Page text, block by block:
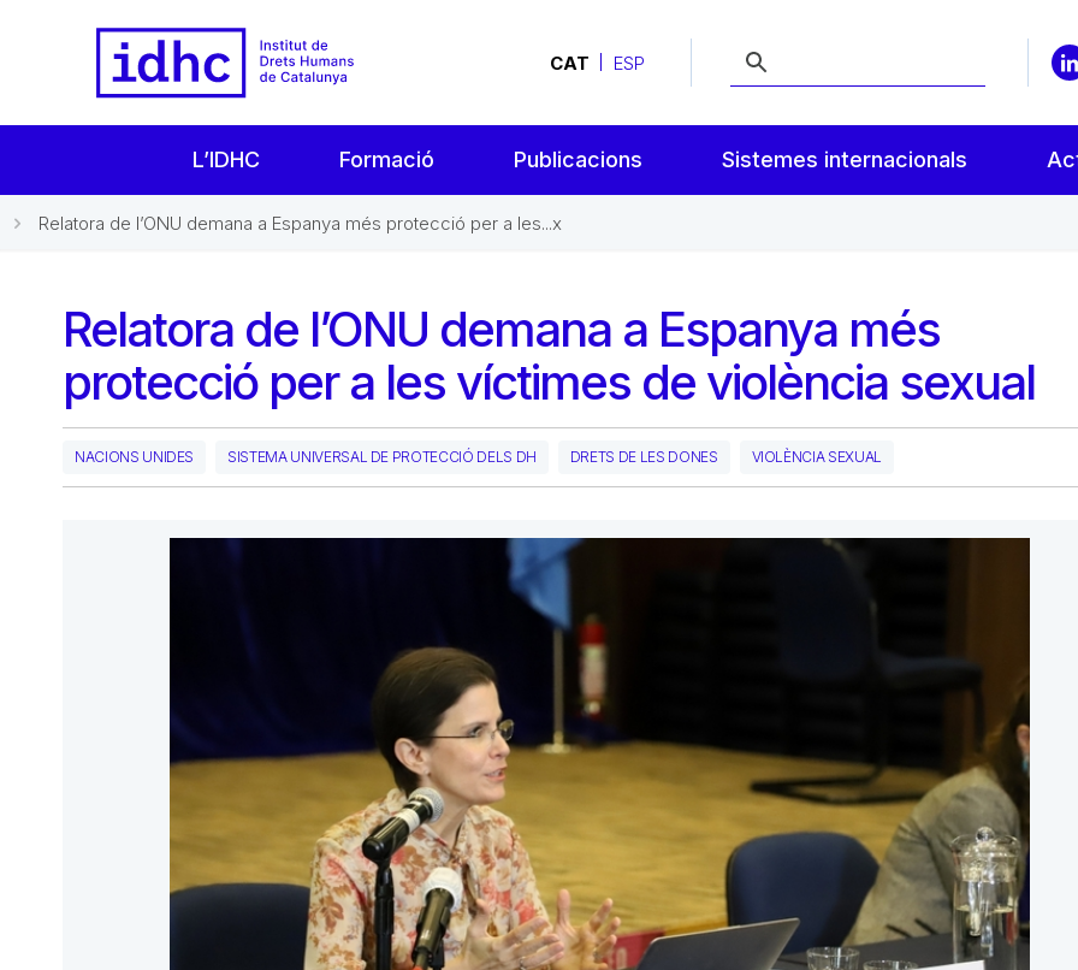
CAT ESP
L’IDHC Formació Publicacions Sistemes internacionals
Relatora de l’ONU demana a Espanya més protecció per a les...x
Relatora de l’ONU demana a Espanya més
protecció per a les víctimes de violència sexual
NACIONS UNIDES SISTEMA UNIVERSAL DE PROTECCIÓ DELS DH DRETS DE LES DONES VIOLÈNCIA SEXUAL